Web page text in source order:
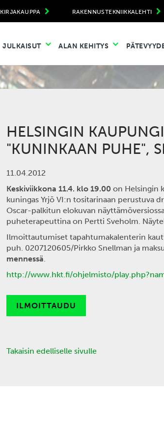
RAKENNUSTEKNIIKKALEHTI
KIRJAKAUPPA
JULKAISUT ALAN KEHITYS
HELSINGIN
"KUNINKAAN PUHE",
11.04.2012
Keskiviikkona 11.4. klo 19.00on Helsingin
kuningas Yrjö VI:n tositarinaan perustuva
Oscar-palkitun elokuvan
puheterapeuttina on Pertti Sveholm.
Ilmoittautumiset tapahtumakalenterin
puh. 0207120605/Pirkko Snellman ja
mennessä.
http://www.hkt.fi/ohjelmisto/
ILMOITTAUDU
Takaisin edelliselle sivulle